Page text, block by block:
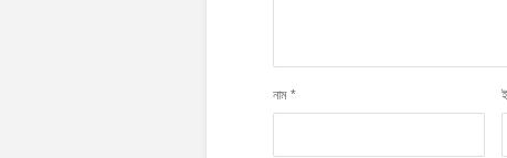
নাম *